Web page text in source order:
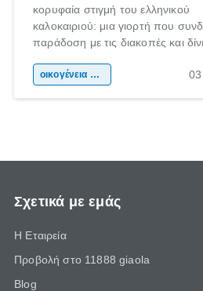
κορυφαία στιγμή του ελληνικού
καλοκαιριού: μια γιορτή που
παράδοση με τις διακοπές και
χώρας. Είτε πρόκειται για λίγες
οικογένεια & παιδί
Σχετικά με εμάς
Η Εταιρεία
Προβολή στο 11888 giaola
Blog